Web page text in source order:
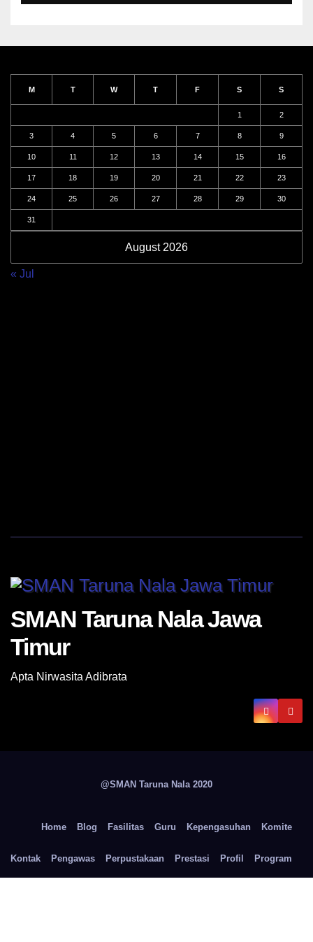
August 2026
M T W T F S S
1 2
3 4 5 6 7 8 9
10 11 12 13 14 15 16
17 18 19 20 21 22 23
24 25 26 27 28 29 30
31
« Jul
SMAN Taruna Nala Jawa
Timur
Apta Nirwasita Adibrata
@SMAN Taruna Nala 2020
Home Blog Fasilitas Guru Kepengasuhan Komite
Kontak Pengawas Perpustakaan Prestasi Profil Program